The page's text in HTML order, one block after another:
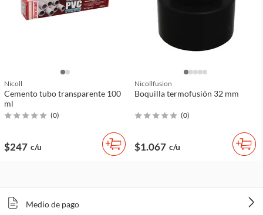
Nicoll
Cemento tubo transparente 100
ml
(0)
$247 c/u
Nicollfusion
Boquilla termofusión 32 mm
(0)
$1.067 c/u
Medio de pago